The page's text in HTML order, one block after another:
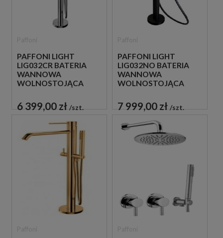
PAFFONI LIGHT
LIG032CR BATERIA
WANNOWA
WOLNOSTOJĄCA
6 399,00 zł szt.
PAFFONI LIGHT
LIG032NO BATERIA
WANNOWA
WOLNOSTOJĄCA
7 999,00 zł szt.